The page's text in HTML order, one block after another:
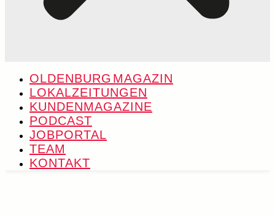
OLDENBURG MAGAZIN
LOKALZEITUNGEN
KUNDENMAGAZINE
PODCAST
JOBPORTAL
TEAM
KONTAKT